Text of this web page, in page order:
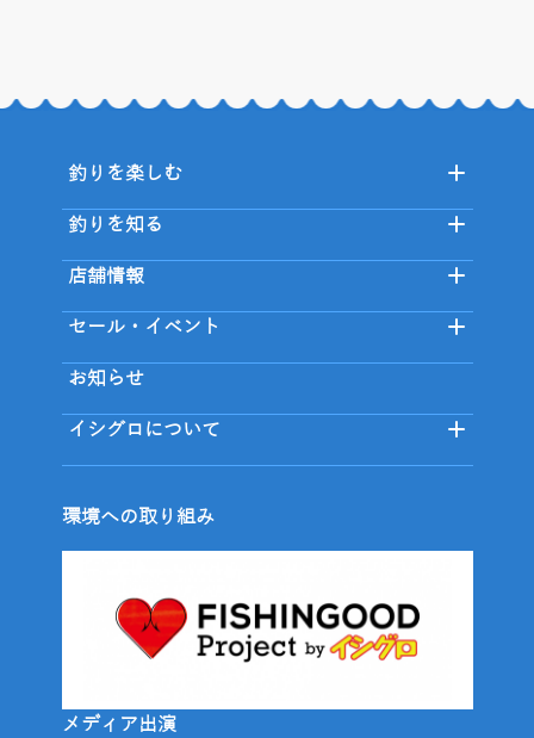
釣りを楽しむ
釣りを知る
店舗情報
セール・イベント
お知らせ
イシグロについて
環境への取り組み
メディア出演